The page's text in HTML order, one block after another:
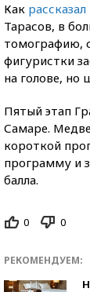
Как рассказал
Тарасов, в
томографию,
фигуристки
на голове, но
Пятый этап
Самаре.
короткой
программу и
балла.
0 0
РЕКОМЕНДУЕМ: